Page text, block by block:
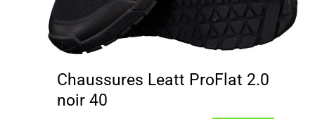
Chaussures Leatt ProFlat 2.0
noir 40